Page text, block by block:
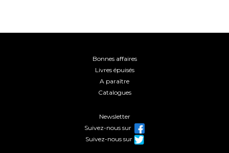
Bonnes affaires
Livres épuisés
A paraître
Catalogues
Newsletter
Suivez-nous sur
Suivez-nous sur